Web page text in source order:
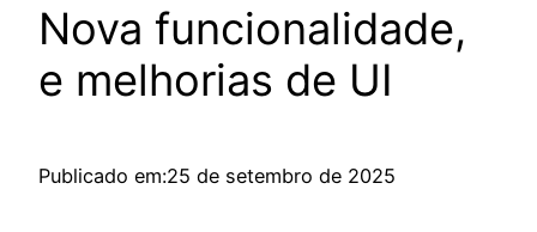
Nova funcionalidade,
e melhorias de UI
Publicado em:25 de setembro de 2025